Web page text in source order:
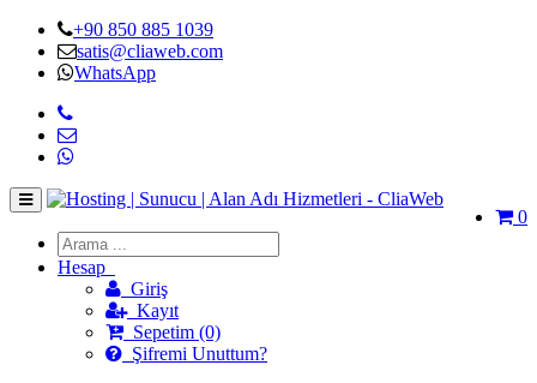
+90 850 885 1039
satis@cliaweb.com
WhatsApp
0
Hesap
Giriş
Kayıt
Sepetim (0)
Şifremi Unuttum?